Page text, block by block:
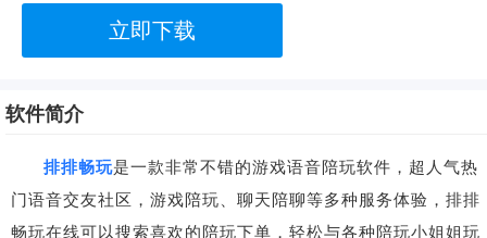
立即下载
软件简介
排排畅玩是一款非常不错的游戏语音陪玩软件，超人气热
门语音交友社区，游戏陪玩、聊天陪聊等多种服务体验，排排
畅玩在线可以搜索喜欢的陪玩下单，轻松与各种陪玩小姐姐玩